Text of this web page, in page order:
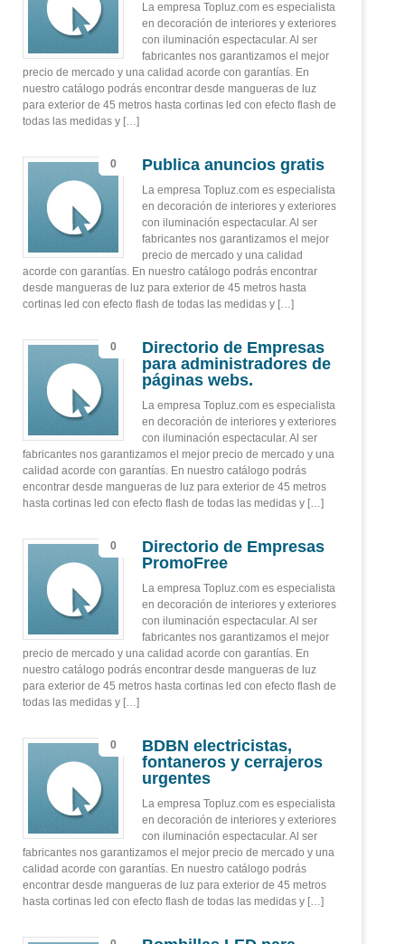
La empresa Topluz.com es especialista
en decoración de interiores y exteriores
con iluminación espectacular. Al ser
fabricantes nos garantizamos el mejor
precio de mercado y una calidad acorde con garantías. En
nuestro catálogo podrás encontrar desde mangueras de luz
para exterior de 45 metros hasta cortinas led con efecto flash de
todas las medidas y […]
0 Publica anuncios gratis
La empresa Topluz.com es especialista
en decoración de interiores y exteriores
con iluminación espectacular. Al ser
fabricantes nos garantizamos el mejor
precio de mercado y una calidad
acorde con garantías. En nuestro catálogo podrás encontrar
desde mangueras de luz para exterior de 45 metros hasta
cortinas led con efecto flash de todas las medidas y […]
0
Directorio de Empresas
para administradores de
páginas webs.
La empresa Topluz.com es especialista
en decoración de interiores y exteriores
con iluminación espectacular. Al ser
fabricantes nos garantizamos el mejor precio de mercado y una
calidad acorde con garantías. En nuestro catálogo podrás
encontrar desde mangueras de luz para exterior de 45 metros
hasta cortinas led con efecto flash de todas las medidas y […]
0
Directorio de Empresas
PromoFree
La empresa Topluz.com es especialista
en decoración de interiores y exteriores
con iluminación espectacular. Al ser
fabricantes nos garantizamos el mejor
precio de mercado y una calidad acorde con garantías. En
nuestro catálogo podrás encontrar desde mangueras de luz
para exterior de 45 metros hasta cortinas led con efecto flash de
todas las medidas y […]
0
BDBN electricistas,
fontaneros y cerrajeros
urgentes
La empresa Topluz.com es especialista
en decoración de interiores y exteriores
con iluminación espectacular. Al ser
fabricantes nos garantizamos el mejor precio de mercado y una
calidad acorde con garantías. En nuestro catálogo podrás
encontrar desde mangueras de luz para exterior de 45 metros
hasta cortinas led con efecto flash de todas las medidas y […]